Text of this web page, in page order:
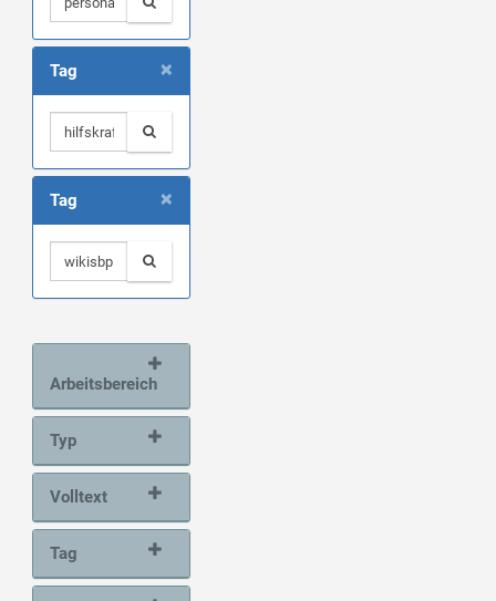
×
Tag
×
Tag
Arbeitsbereich
Typ
Volltext
Tag